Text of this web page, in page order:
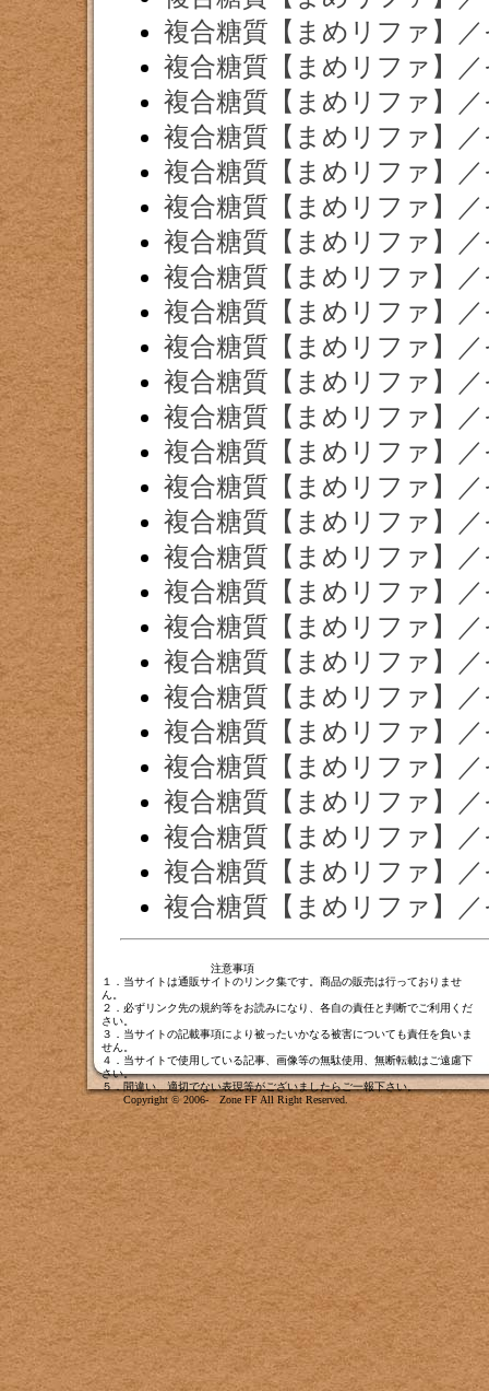
複合糖質【まめリファ】
複合糖質【まめリファ】
複合糖質【まめリファ】
複合糖質【まめリファ】
複合糖質【まめリファ】
複合糖質【まめリファ】
複合糖質【まめリファ】
複合糖質【まめリファ】
複合糖質【まめリファ】
複合糖質【まめリファ】
複合糖質【まめリファ】
複合糖質【まめリファ】
複合糖質【まめリファ】
複合糖質【まめリファ】
複合糖質【まめリファ】
複合糖質【まめリファ】
複合糖質【まめリファ】
複合糖質【まめリファ】
複合糖質【まめリファ】
複合糖質【まめリファ】
複合糖質【まめリファ】
複合糖質【まめリファ】
複合糖質【まめリファ】
複合糖質【まめリファ】
複合糖質【まめリファ】
複合糖質【まめリファ】
注意事項
１．当サイトは通販サイトのリンク集です。商品の販売は行っておりませ
ん。
２．必ずリンク先の規約等をお読みになり、各自の責任と判断でご利用くだ
さい。
３．当サイトの記載事項により被ったいかなる被害についても責任を負いま
せん。
４．当サイトで使用している記事、画像等の無駄使用、無断転載はご遠慮下
さい。
５．間違い、適切でない表現等がございましたらご一報下さい。
Copyright © 2006- Zone FF All Right Reserved.